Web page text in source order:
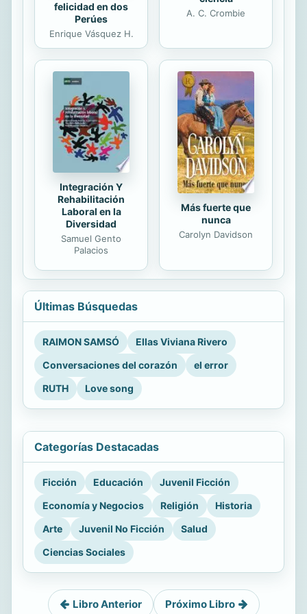
felicidad en dos
Perúes
Enrique Vásquez H.
A. C. Crombie
Integración Y
Rehabilitación
Laboral en la
Diversidad
Samuel Gento
Palacios
Más fuerte que
nunca
Carolyn Davidson
Últimas Búsquedas
RAIMON SAMSÓ
Ellas Viviana Rivero
Conversaciones del corazón
el error
RUTH
Love song
Categorías Destacadas
Ficción Educación
Juvenil Ficción
Economía y Negocios
Religión
Historia
Arte
Juvenil No Ficción
Salud
Ciencias Sociales
Libro Anterior Próximo Libro